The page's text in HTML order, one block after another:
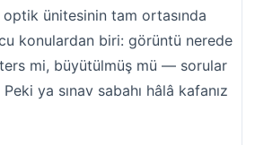
ünitesinin tam ortasında
konulardan biri: görüntü nerede
mi, büyütülmüş mü — sorular
ya sınav sabahı hâlâ kafanız